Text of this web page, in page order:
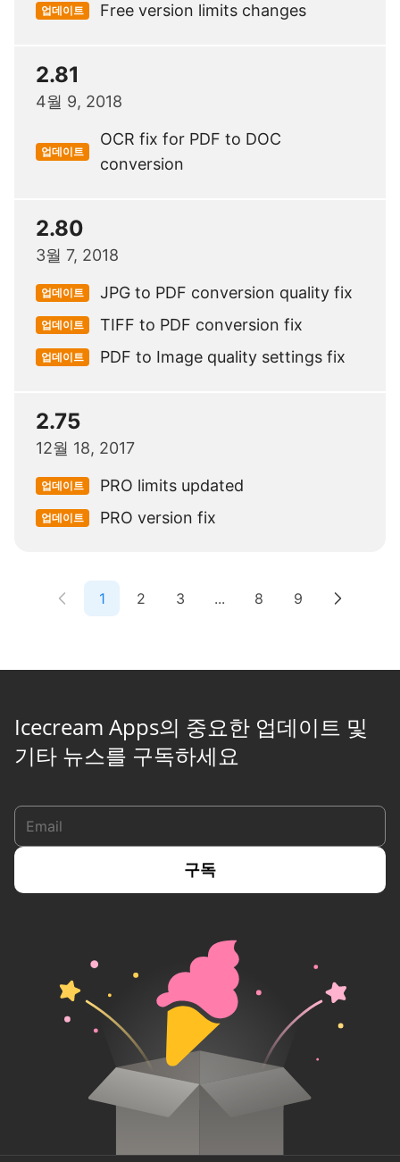
업데이트 Free version limits changes
2.81
4월 9, 2018
업데이트
OCR fix for PDF to DOC
conversion
2.80
3월 7, 2018
업데이트 JPG to PDF conversion quality fix
업데이트 TIFF to PDF conversion fix
업데이트 PDF to Image quality settings fix
2.75
12월 18, 2017
업데이트 PRO limits updated
업데이트 PRO version fix
1 2 3 ... 8 9
Icecream Apps의 중요한 업데이트 및
기타 뉴스를 구독하세요